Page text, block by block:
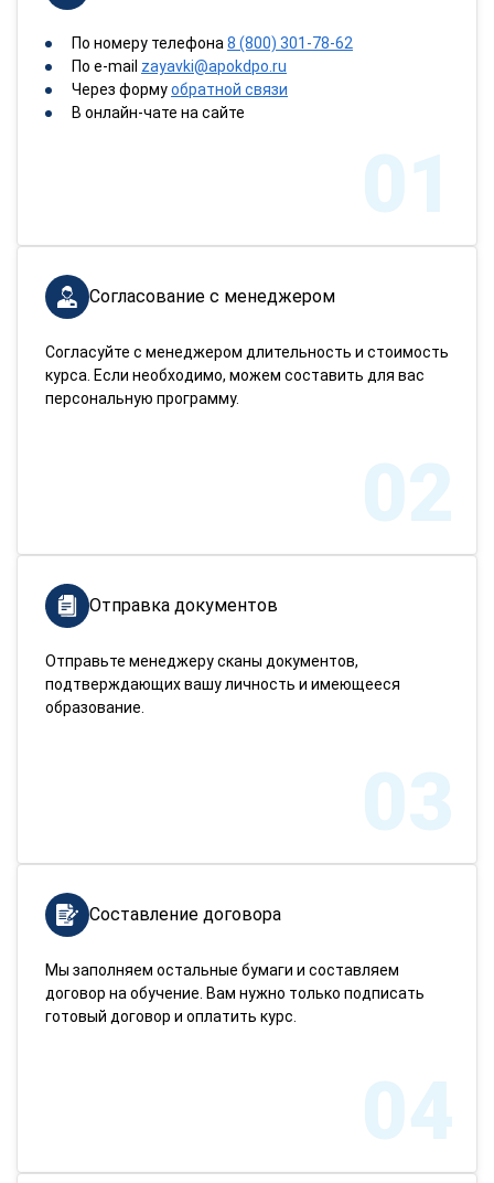
По номеру телефона8 (800) 301-78-62
По e-mail zayavki@apokdpo.ru
Через формуобратной связи
В онлайн-чате на сайте
01
Согласование с менеджером
Согласуйте с менеджером длительность и стоимость
курса. Если необходимо, можем составить для вас
персональную программу.
02
Отправка документов
Отправьте менеджеру сканы документов,
подтверждающих вашу личность и имеющееся
образование.
03
Составление договора
Мы заполняем остальные бумаги и составляем
договор на обучение. Вам нужно только подписать
готовый договор и оплатить курс.
04